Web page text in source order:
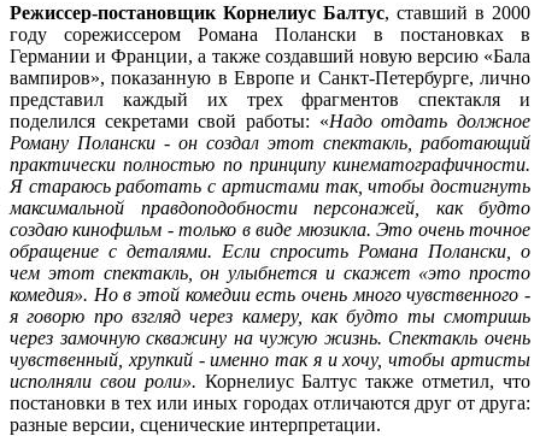
Режиссер-постановщик Корнелиус Балтус, ставший в 2000
году сорежиссером Романа Полански в постановках в
Германии и Франции, а также создавший новую версию «Бала
вампиров», показанную в Европе и Санкт-Петербурге, лично
представил каждый их трех фрагментов спектакля и
поделился секретами свой работы: «Надо отдать должное
Роману Полански - он создал этот спектакль, работающий
практически полностью по принципу кинематографичности.
Я стараюсь работать с артистами так, чтобы достигнуть
максимальной правдоподобности персонажей, как будто
создаю кинофильм - только в виде мюзикла. Это очень точное
обращение с деталями. Если спросить Романа Полански, о
чем этот спектакль, он улыбнется и скажет «это просто
комедия». Но в этой комедии есть очень много чувственного -
я говорю про взгляд через камеру, как будто ты смотришь
через замочную скважину на чужую жизнь. Спектакль очень
чувственный, хрупкий - именно так я и хочу, чтобы артисты
исполняли свои роли». Корнелиус Балтус также отметил, что
постановки в тех или иных городах отличаются друг от друга:
разные версии, сценические интерпретации.